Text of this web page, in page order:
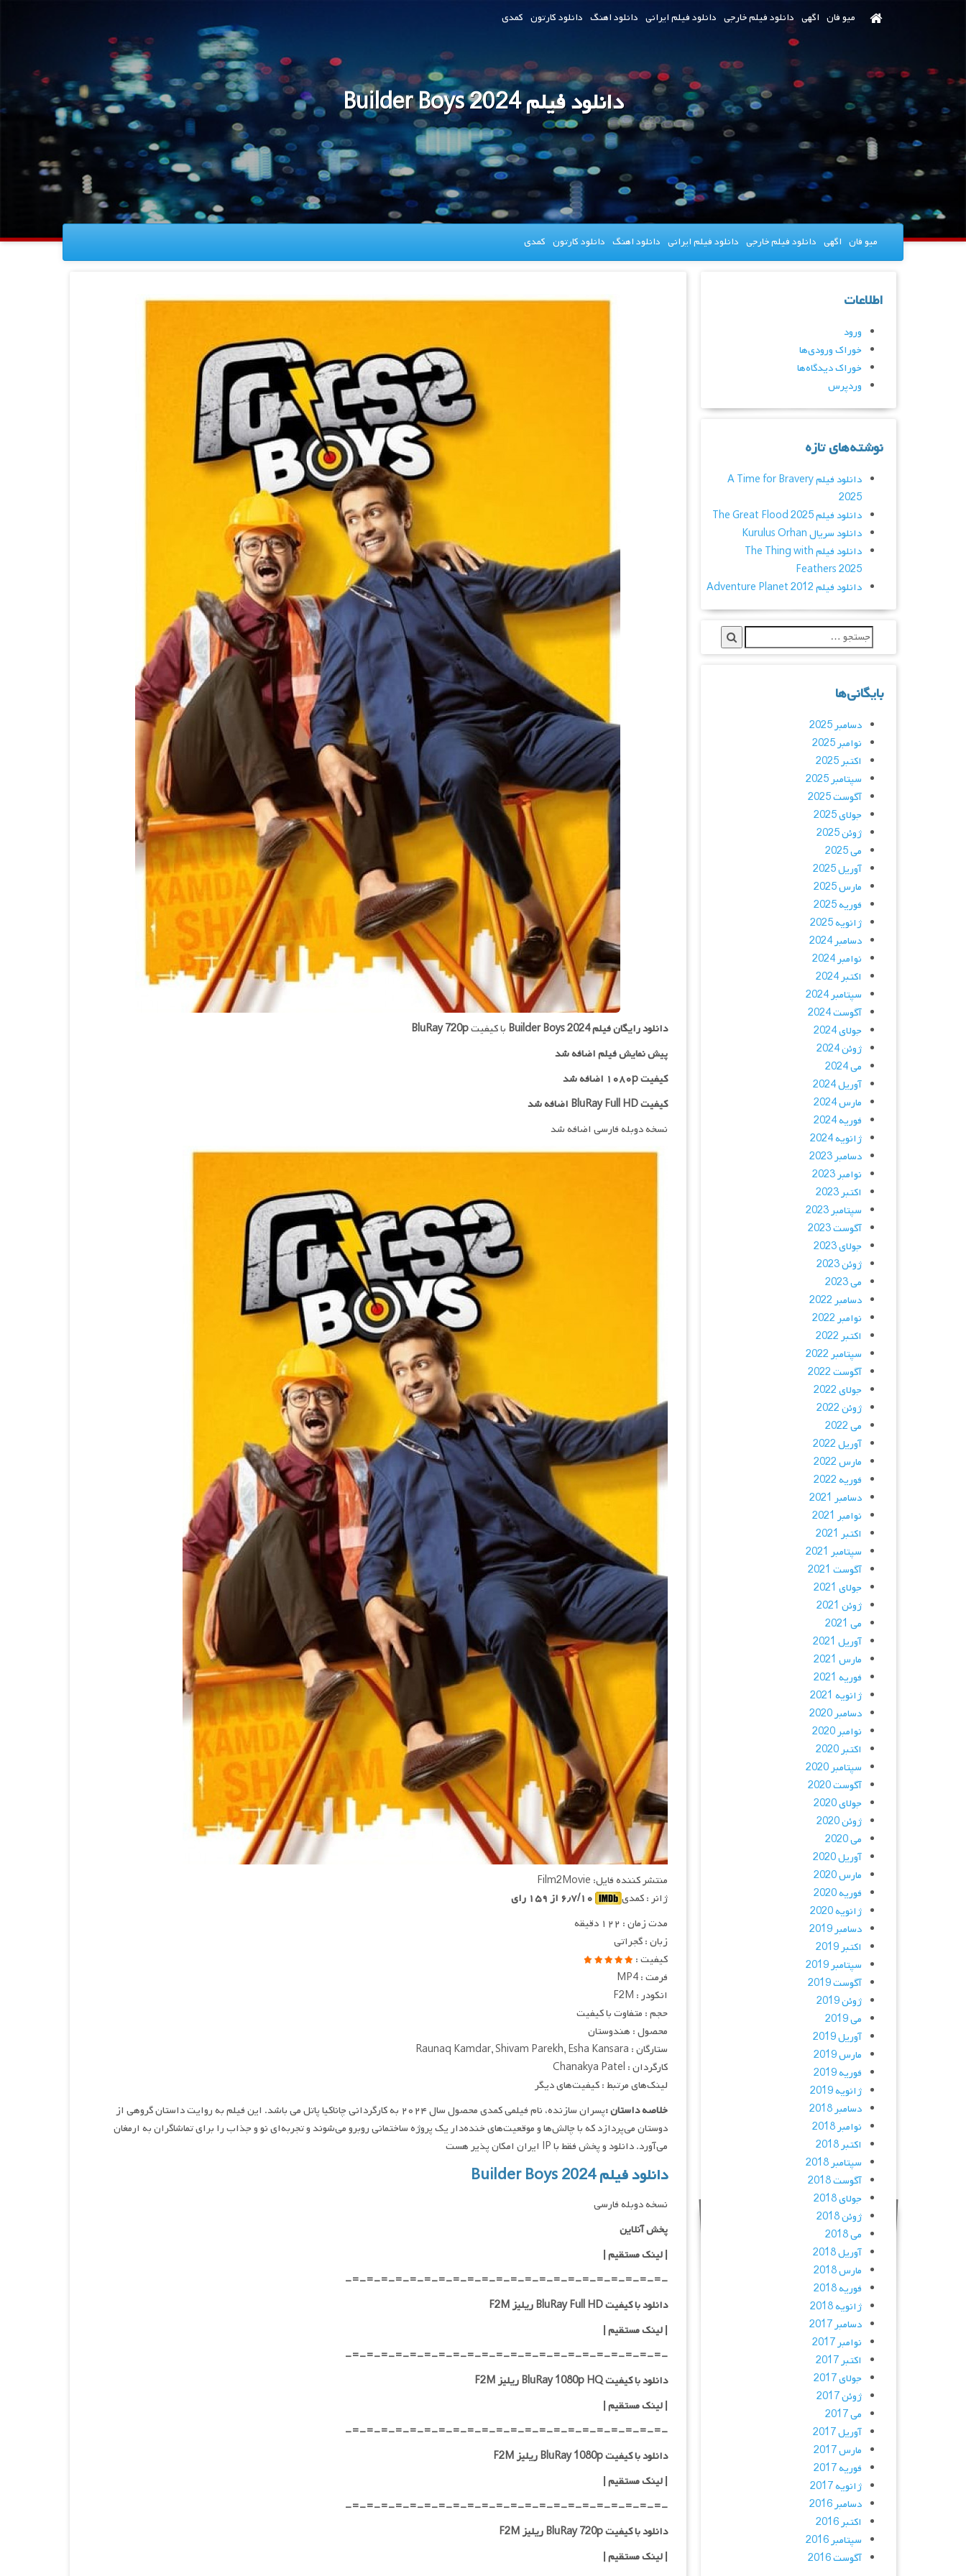
میو فان اگهی دانلود فیلم خارجی دانلود فیلم ایرانی دانلود اهنگ دانلود کارتون کمدی
دانلود فیلم Builder Boys 2024
میو فان اگهی دانلود فیلم خارجی دانلود فیلم ایرانی دانلود اهنگ دانلود کارتون کمدی
دانلود رایگان فیلمBuilder Boys 2024 با کیفیتBluRay 720p
پیش نمایش فیلم اضافه شد
کیفیت ۱۰۸۰p اضافه شد
کیفیت BluRay Full HD اضافه شد
نسخه دوبله فارسی اضافه شد
منتشر کننده فایل: Film2Movie
ژانر : کمدی
مدت زمان : ۱۲۲ دقیقه
زبان : گجراتی
کیفیت :
فرمت : MP4
انکودر : F2M
حجم : متفاوت با کیفیت
محصول : هندوستان
ستارگان : Raunaq Kamdar, Shivam Parekh, Esha Kansara
کارگردان : Chanakya Patel
لینک‌های مرتبط : کیفیت‌های دیگر
خلاصه داستان :
پسران سازنده، نام فیلمی کمدی محصول سال ۲۰۲۴ به کارگردانی چاناکیا پاتل می باشد. این فیلم به روایت داستان گروهی از
دوستان می‌پردازد که با چالش‌ها و موقعیت‌های خنده‌دار یک پروژه ساختمانی روبرو می‌شوند و تجربه‌ای نو و جذاب را برای تماشاگران به ارمغان
می‌آورد. دانلود و پخش فقط با IP ایران امکان پذیر هست
دانلود فیلم Builder Boys 2024
نسخه دوبله فارسی
پخش آنلاین
| لینک مستقیم|
-=-=-=-=-=-=-=-=-=-=-=-=-=-=-=-=-=-=-=-=-=-=-
دانلود با کیفیت BluRay Full HD ریلیز F2M
|لینک مستقیم|
-=-=-=-=-=-=-=-=-=-=-=-=-=-=-=-=-=-=-=-=-=-=-
دانلود با کیفیت BluRay 1080p HQ ریلیز F2M
|لینک مستقیم|
-=-=-=-=-=-=-=-=-=-=-=-=-=-=-=-=-=-=-=-=-=-=-
دانلود با کیفیت BluRay 1080p ریلیز F2M
|لینک مستقیم|
-=-=-=-=-=-=-=-=-=-=-=-=-=-=-=-=-=-=-=-=-=-=-
دانلود با کیفیت BluRay 720p ریلیز F2M
| لینک مستقیم|
اطلاعات
ورود
خوراک ورودی‌ها
خوراک دیدگاه‌ها
وردپرس
نوشته‌های تازه
دانلود فیلم A Time for Bravery
2025
دانلود فیلم The Great Flood 2025
دانلود سریال Kurulus Orhan
دانلود فیلم The Thing with
Feathers 2025
دانلود فیلم Adventure Planet 2012
بایگانی‌ها
دسامبر 2025
نوامبر 2025
اکتبر 2025
سپتامبر 2025
آگوست 2025
جولای 2025
ژوئن 2025
می 2025
آوریل 2025
مارس 2025
فوریه 2025
ژانویه 2025
دسامبر 2024
نوامبر 2024
اکتبر 2024
سپتامبر 2024
آگوست 2024
جولای 2024
ژوئن 2024
می 2024
آوریل 2024
مارس 2024
فوریه 2024
ژانویه 2024
دسامبر 2023
نوامبر 2023
اکتبر 2023
سپتامبر 2023
آگوست 2023
جولای 2023
ژوئن 2023
می 2023
دسامبر 2022
نوامبر 2022
اکتبر 2022
سپتامبر 2022
آگوست 2022
جولای 2022
ژوئن 2022
می 2022
آوریل 2022
مارس 2022
فوریه 2022
دسامبر 2021
نوامبر 2021
اکتبر 2021
سپتامبر 2021
آگوست 2021
جولای 2021
ژوئن 2021
می 2021
آوریل 2021
مارس 2021
فوریه 2021
ژانویه 2021
دسامبر 2020
نوامبر 2020
اکتبر 2020
سپتامبر 2020
آگوست 2020
جولای 2020
ژوئن 2020
می 2020
آوریل 2020
مارس 2020
فوریه 2020
ژانویه 2020
دسامبر 2019
اکتبر 2019
سپتامبر 2019
آگوست 2019
ژوئن 2019
می 2019
آوریل 2019
مارس 2019
فوریه 2019
ژانویه 2019
دسامبر 2018
نوامبر 2018
اکتبر 2018
سپتامبر 2018
آگوست 2018
جولای 2018
ژوئن 2018
می 2018
آوریل 2018
مارس 2018
فوریه 2018
ژانویه 2018
دسامبر 2017
نوامبر 2017
اکتبر 2017
جولای 2017
ژوئن 2017
می 2017
آوریل 2017
مارس 2017
فوریه 2017
ژانویه 2017
دسامبر 2016
اکتبر 2016
سپتامبر 2016
آگوست 2016